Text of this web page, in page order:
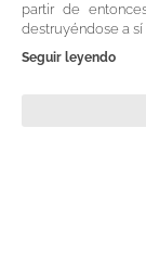
partir de
destruyéndose a sí
Seguir leyendo